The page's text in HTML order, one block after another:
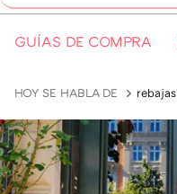
GUÍAS DE COMPRA
HOY SE HABLA DE rebajas